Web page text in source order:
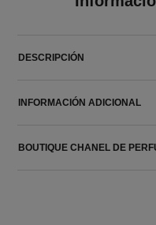
DESCRIPCIÓN
INFORMACIÓN ADICIONAL
BOUTIQUE CHANEL DE